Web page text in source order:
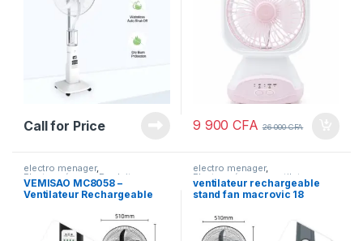
Call for Price 9 900CFA 26 000CFA
electro menager,
Electroménager,Produits
VEMISAO, ventilateur
rechargeable
VEMISAO MC8058 –
Ventilateur Rechargeable
electro menager,
Electroménager ventilateur
rechargeable
ventilateur rechargeable
stand fan macrovic 18